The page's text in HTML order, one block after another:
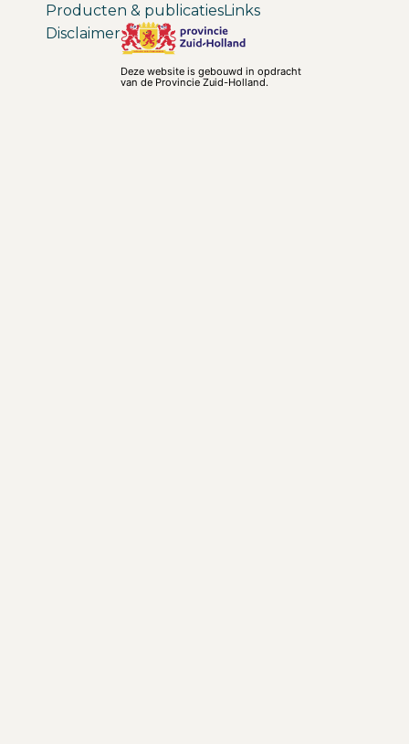
Producten & publicatiesLinks
Disclaimer
Deze website is gebouwd in opdracht
van de Provincie Zuid-Holland.